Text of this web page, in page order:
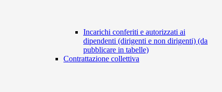
Incarichi conferiti e autorizzati ai
dipendenti (dirigenti e non dirigenti) (da
pubblicare in tabelle)
Contrattazione collettiva